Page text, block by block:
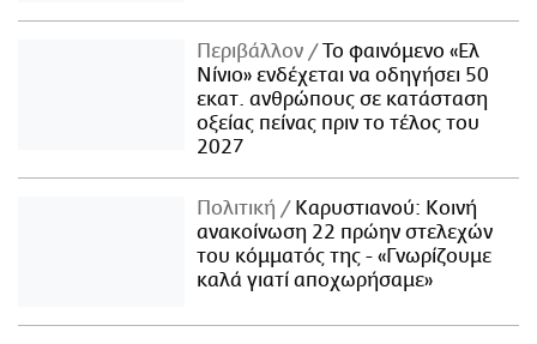
Περιβάλλον
Το φαινόμενο «Ελ
Νίνιο» ενδέχεται να οδηγήσει 50
εκατ. ανθρώπους σε κατάσταση
οξείας πείνας πριν το τέλος του
2027
Πολιτική
Καρυστιανού: Κοινή
ανακοίνωση 22 πρώην στελεχών
του κόμματός της - «Γνωρίζουμε
καλά γιατί αποχωρήσαμε»